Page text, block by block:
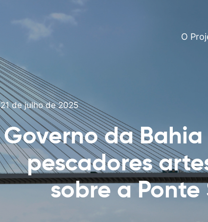
O
21 de julho de 2025
Governo da
pescadores
sobre a